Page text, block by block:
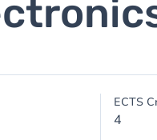
ECTS
4